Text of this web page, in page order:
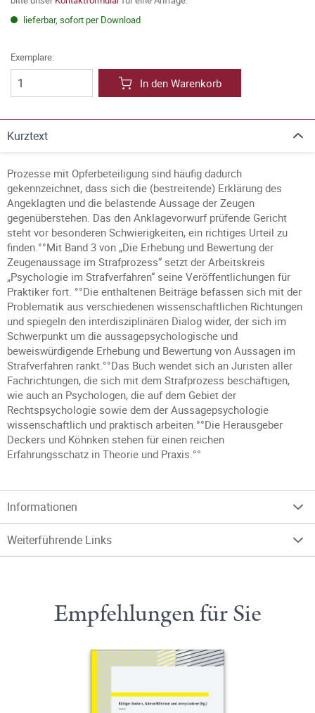
lieferbar, sofort per Download
Exemplare:
In den Warenkorb
Kurztext
Prozesse mit Opferbeteiligung sind häufig dadurch
gekennzeichnet, dass sich die (bestreitende) Erklärung des
Angeklagten und die belastende Aussage der Zeugen
gegenüberstehen. Das den Anklagevorwurf prüfende Gericht
steht vor besonderen Schwierigkeiten, ein richtiges Urteil zu
finden.°°Mit Band 3 von „Die Erhebung und Bewertung der
Zeugenaussage im Strafprozess“ setzt der Arbeitskreis
„Psychologie im Strafverfahren“ seine Veröffentlichungen für
Praktiker fort. °°Die enthaltenen Beiträge befassen sich mit der
Problematik aus verschiedenen wissenschaftlichen Richtungen
und spiegeln den interdisziplinären Dialog wider, der sich im
Schwerpunkt um die aussagepsychologische und
beweiswürdigende Erhebung und Bewertung von Aussagen im
Strafverfahren rankt.°°Das Buch wendet sich an Juristen aller
Fachrichtungen, die sich mit dem Strafprozess beschäftigen,
wie auch an Psychologen, die auf dem Gebiet der
Rechtspsychologie sowie dem der Aussagepsychologie
wissenschaftlich und praktisch arbeiten.°°Die Herausgeber
Deckers und Köhnken stehen für einen reichen
Erfahrungsschatz in Theorie und Praxis.°°
Informationen
Weiterführende Links
Empfehlungen für Sie